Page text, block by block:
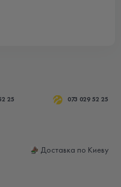
25 073 029 52 25
Доставка по Киеву